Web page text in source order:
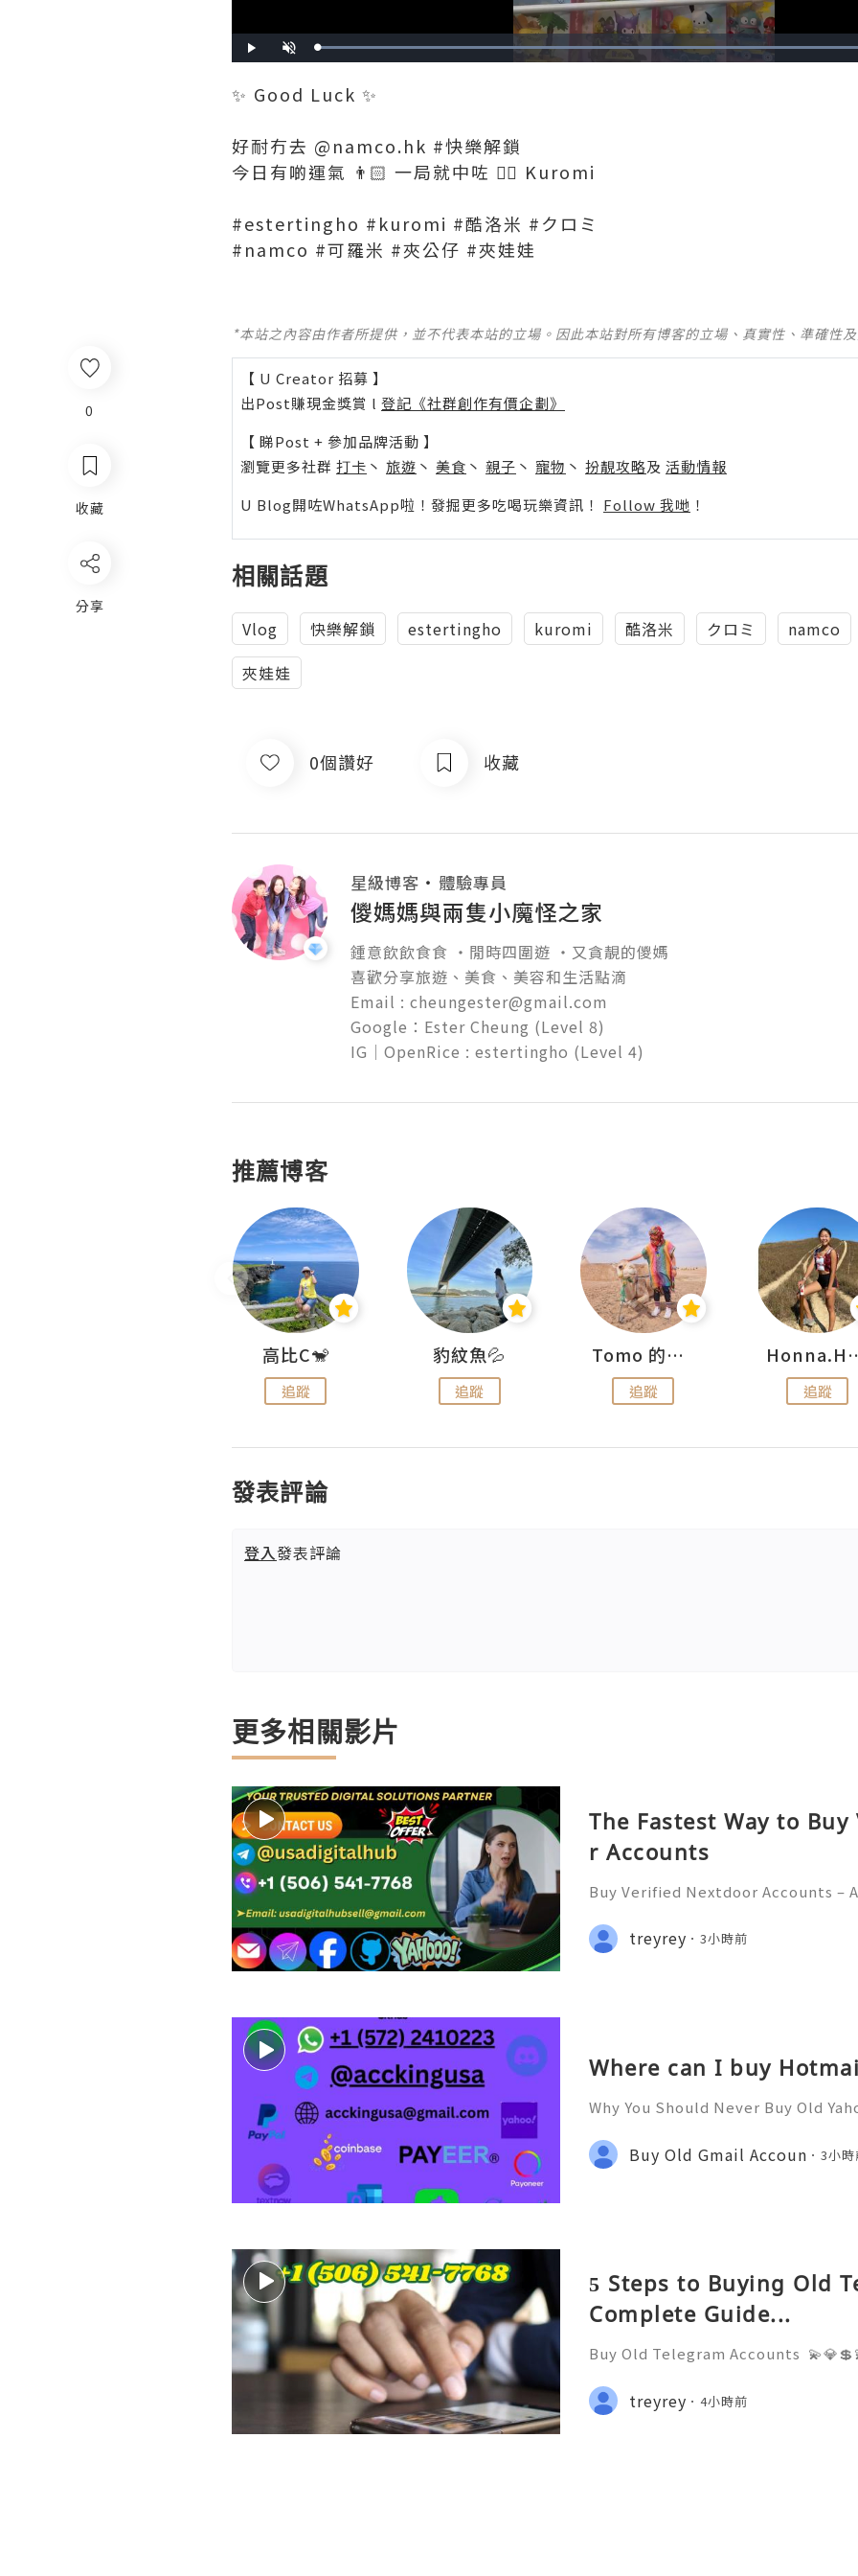
0
收藏
分享
Play Unmute Loaded:
100.00%
✨ Good Luck ✨
好耐冇去 @namco.hk #快樂解鎖
今日有啲運氣 👨🏻 一局就中咗 👉🏻 Kuromi
#estertingho #kuromi #酷洛米 #クロミ
#namco #可羅米 #夾公仔 #夾娃娃
*本站之內容由作者所提供，並不代表本站的立場。因此本站對所有博客的立場、真實性、準確性
【 U Creator 招募 】
出Post賺現金獎賞 l 登記《社群創作有價企劃》
【 睇Post + 參加品牌活動 】
瀏覽更多社群 打卡 丶 旅遊 丶 美食 丶 親子 丶 寵物 丶 扮靚攻略及 活動情報
U Blog開咗WhatsApp啦！發掘更多吃喝玩樂資訊！ Follow 我哋 ！
相關話題
Vlog 快樂解鎖 estertingho kuromi 酷洛米 クロミ
namco
夾娃娃
0個讚好 收藏
星級博客 ・ 體驗專員
儍媽媽與兩隻小魔怪之家
鍾意飲飲食食 ‧閒時四圍遊 ‧又貪靚的儍媽
喜歡分享旅遊、美食、美容和生活點滴
Email : cheungester@gmail.com
Google：Ester Cheung (Level 8)
推薦博客
高比C🐒
追蹤
豹紋魚💦
追蹤
Tomo 的快樂宇宙
追蹤 追蹤
發表評論
登入發表評論
更多相關影片
The Fastest Way to
r Accounts
Buy Verified Nextdoor Accounts –
026) 💫💎💲💫🌐✨💎Fast &
💎💲💫🌐✨💎WhatsApp :+1 (506)
treyrey 3小時前
Where can I buy
Why You Should Never Buy Old
onal communication, business
ccount recovery. Because of
Buy Old Gmail Accoun 3小
5 Steps to Buying Old
Complete Guide...
Buy Old Telegram Accounts
7768 💫💎💲💫🌐✨💎Telegram:
iscord: usadigitalhub
treyrey 4小時前